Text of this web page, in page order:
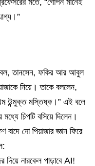
তানসেন, ফকির আর আবুল
নিয়ে। তাকে বললেন,
উন্মুক্ত মস্তিষ্ক।” এই বলে
চিপটি বসিয়ে দিলেন।
দো পিয়াজার জ্ঞান ফিরে
দিয়ে নারকেল পাড়াবে AI!